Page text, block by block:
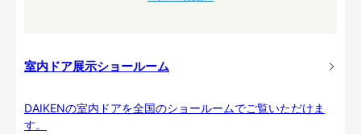
室内ドア展示ショールーム
DAIKENの室内ドアを全国のショールームでご覧いただけま
す。